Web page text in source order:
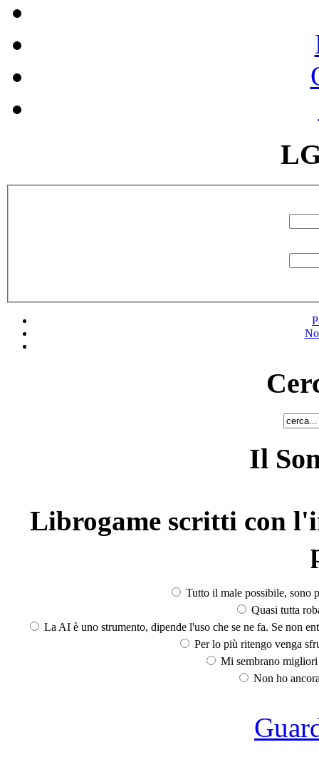
Il
Librogame scritti con
Tutto il male possibile, sono
Quasi tutta
La AI è uno strumento, dipende l'uso che se ne fa. Se non
Per lo più ritengo venga
Mi sembrano
Non ho